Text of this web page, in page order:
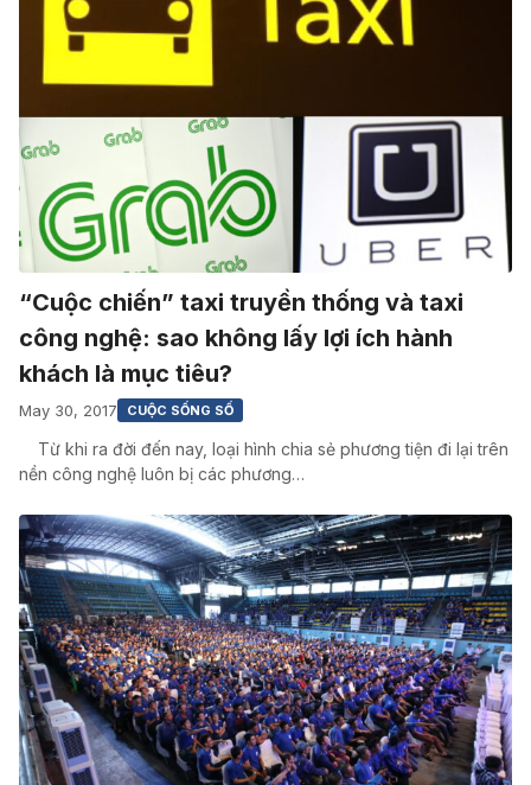
“Cuộc chiến” taxi truyền thống và taxi
công nghệ: sao không lấy lợi ích hành
khách là mục tiêu?
May 30, 2017 CUỘC SỐNG SỐ
Từ khi ra đời đến nay, loại hình chia sẻ phương tiện đi lại trên
nền công nghệ luôn bị các phương…